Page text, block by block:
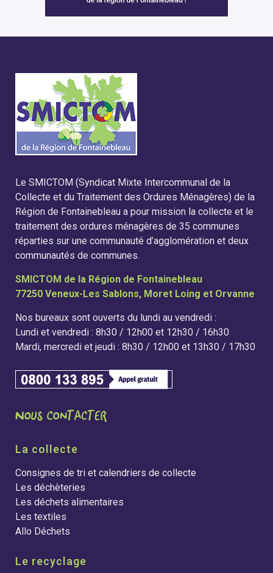
Le SMICTOM (Syndicat Mixte Intercommunal de la
Collecte et du Traitement des Ordures Ménagères) de la
Région de Fontainebleau a pour mission la collecte et le
traitement des ordures ménagères de 35 communes
réparties sur une communauté d’agglomération et deux
communautés de communes.
SMICTOM de la Région de Fontainebleau
77250 Veneux-Les Sablons, Moret Loing et Orvanne
Nos bureaux sont ouverts du lundi au vendredi :
Lundi et vendredi : 8h30 / 12h00 et 12h30 / 16h30
Mardi, mercredi et jeudi : 8h30 / 12h00 et 13h30 / 17h30
La collecte
Consignes de tri et calendriers de collecte
Les déchèteries
Les déchets alimentaires
Les textiles
Allo Déchets
Le recyclage